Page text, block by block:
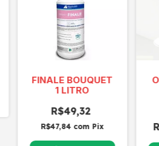
FINALE BOUQUET
1 LITRO
R$49,32
R$47,84 com Pix